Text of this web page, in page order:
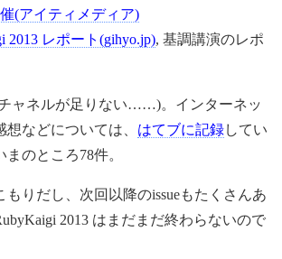
(アイティメディア)
2013 レポート(gihyo.jp), 基調講演のレポ
ャネルが足りない……)。インターネッ
想などについては、 はてブに記録してい
まのところ78件。
もりだし、次回以降のissueもたくさんあ
2013 はまだまだ終わらないので